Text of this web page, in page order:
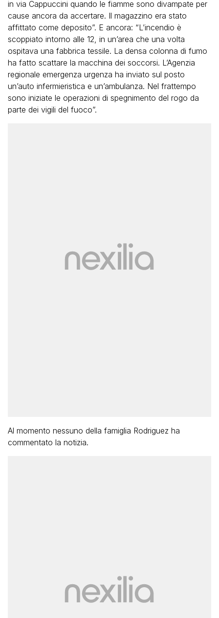
in via Cappuccini quando le fiamme sono divampate per
cause ancora da accertare. Il magazzino era stato
affittato come deposito”. E ancora: “L’incendio è
scoppiato intorno alle 12, in un’area che una volta
ospitava una fabbrica tessile. La densa colonna di fumo
ha fatto scattare la macchina dei soccorsi. L’Agenzia
regionale emergenza urgenza ha inviato sul posto
un’auto infermieristica e un’ambulanza. Nel frattempo
sono iniziate le operazioni di spegnimento del rogo da
parte dei vigili del fuoco”.
Al momento nessuno della famiglia Rodriguez ha
commentato la notizia.